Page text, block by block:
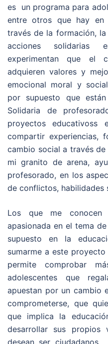
es un programa para
entre otros que hay en
través de la formación,
acciones solidarias
experimentan que el
adquieren valores y
emocional moral y
por supuesto que
Solidaria de
proyectos educativoss
compartir experiencias,
cambio social a través
mi granito de arena,
profesorado, en los
de conflictos, habilidades
Los que me
apasionada en el tema
supuesto en la
sumarme a este
permite comprobar
adolescentes que
apuestan por un cambio
comprometerse, que
que implica la
desarrollar sus